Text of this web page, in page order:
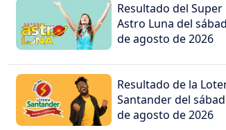
Resultado del Super
Astro Luna del
de agosto de 2026
Resultado de la
Santander del
de agosto de 2026